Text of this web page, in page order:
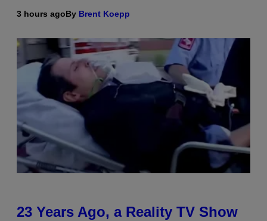
3 hours agoBy Brent Koepp
23 Years Ago, a Reality TV Show